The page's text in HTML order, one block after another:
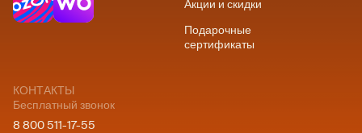
Акции и скидки
Подарочные
сертификаты
КОНТАКТЫ
Бесплатный звонок
8 800 511-17-55